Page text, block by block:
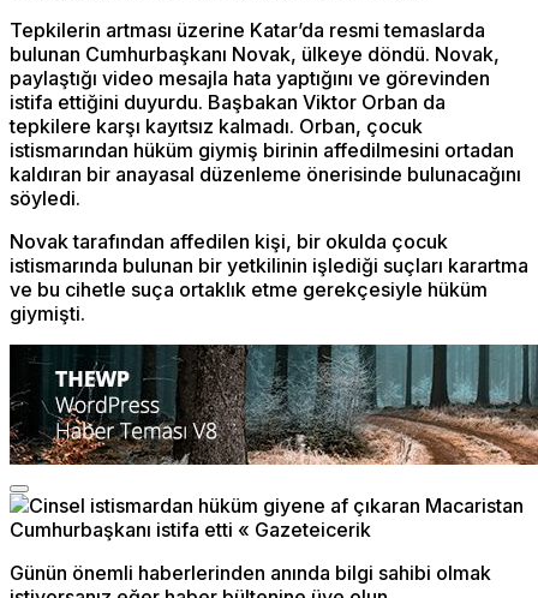
Tepkilerin artması üzerine Katar’da resmi temaslarda
bulunan Cumhurbaşkanı Novak, ülkeye döndü. Novak,
paylaştığı video mesajla hata yaptığını ve görevinden
istifa ettiğini duyurdu. Başbakan Viktor Orban da
tepkilere karşı kayıtsız kalmadı. Orban, çocuk
istismarından hüküm giymiş birinin affedilmesini ortadan
kaldıran bir anayasal düzenleme önerisinde bulunacağını
söyledi.
Novak tarafından affedilen kişi, bir okulda çocuk
istismarında bulunan bir yetkilinin işlediği suçları karartma
ve bu cihetle suça ortaklık etme gerekçesiyle hüküm
giymişti.
Günün önemli haberlerinden anında bilgi sahibi olmak